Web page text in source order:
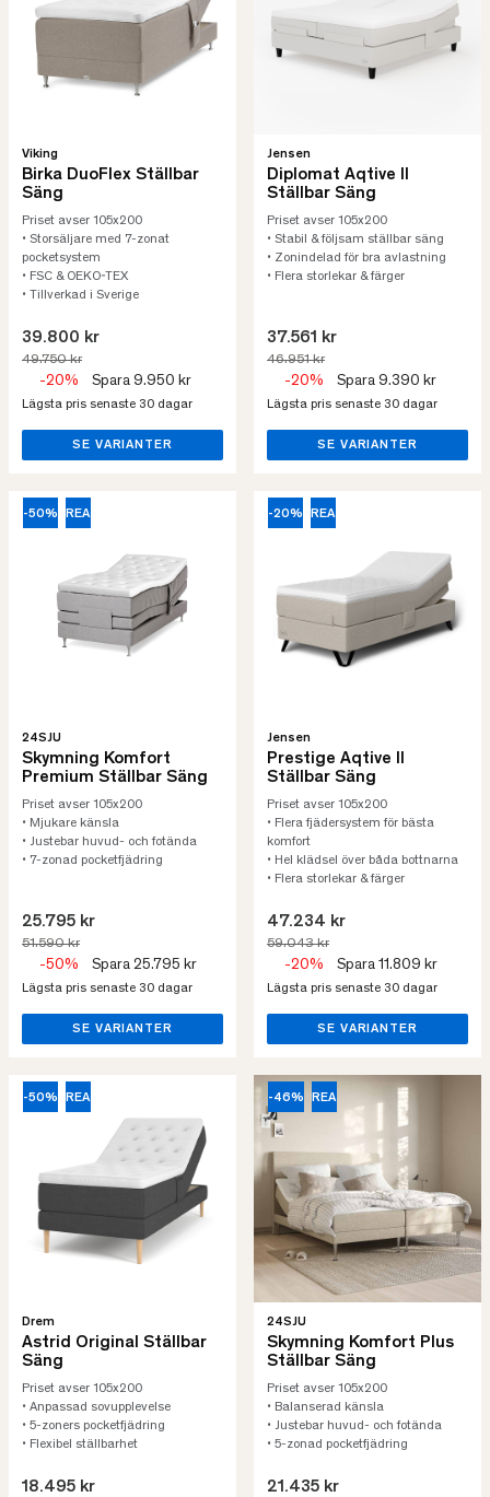
Viking
Birka DuoFlex Ställbar
Säng
Priset avser 105x200
• Storsäljare med 7-zonat
pocketsystem
• FSC & OEKO-TEX
• Tillverkad i Sverige
39.800 kr
49.750 kr
-20% Spara 9.950 kr
Lägsta pris senaste 30 dagar
SE VARIANTER
Jensen
Diplomat Aqtive II
Ställbar Säng
Priset avser 105x200
• Stabil & följsam ställbar säng
• Zonindelad för bra avlastning
• Flera storlekar & färger
37.561 kr
46.951 kr
-20% Spara 9.390 kr
Lägsta pris senaste 30 dagar
SE VARIANTER
-50% REA
24SJU
Skymning Komfort
Premium Ställbar Säng
Priset avser 105x200
• Mjukare känsla
• Justebar huvud- och fotända
• 7-zonad pocketfjädring
25.795 kr
51.590 kr
-50% Spara 25.795 kr
Lägsta pris senaste 30 dagar
SE VARIANTER
-20% REA
Jensen
Prestige Aqtive II
Ställbar Säng
Priset avser 105x200
• Flera fjädersystem för bästa
komfort
• Hel klädsel över båda bottnarna
• Flera storlekar & färger
47.234 kr
59.043 kr
-20% Spara 11.809 kr
Lägsta pris senaste 30 dagar
SE VARIANTER
-50% REA
Drem
Astrid Original Ställbar
Säng
Priset avser 105x200
• Anpassad sovupplevelse
• 5-zoners pocketfjädring
• Flexibel ställbarhet
18.495 kr
-46% REA
24SJU
Skymning Komfort Plus
Ställbar Säng
Priset avser 105x200
• Balanserad känsla
• Justebar huvud- och fotända
• 5-zonad pocketfjädring
21.435 kr